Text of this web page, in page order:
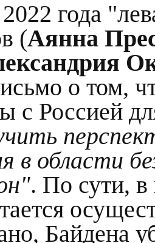
года
(Аянна
о том,
с Россией
в области
. По сути,
Байдена